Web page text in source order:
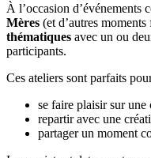
À l’occasion d’événements
Mères (et d’autres
thématiques avec un ou
participants.
Ces ateliers sont parfaits
se faire plaisir sur une
repartir avec une
partager un moment